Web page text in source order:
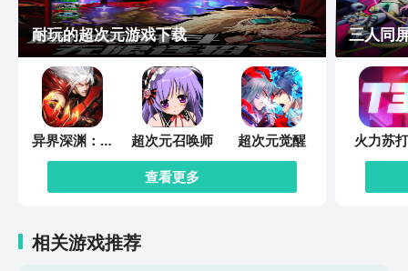
耐玩的超次元游戏下载
异界深渊：觉
醒
超次元召唤师
超次元觉醒
查看更多
三人同
火力苏
相关游戏推荐